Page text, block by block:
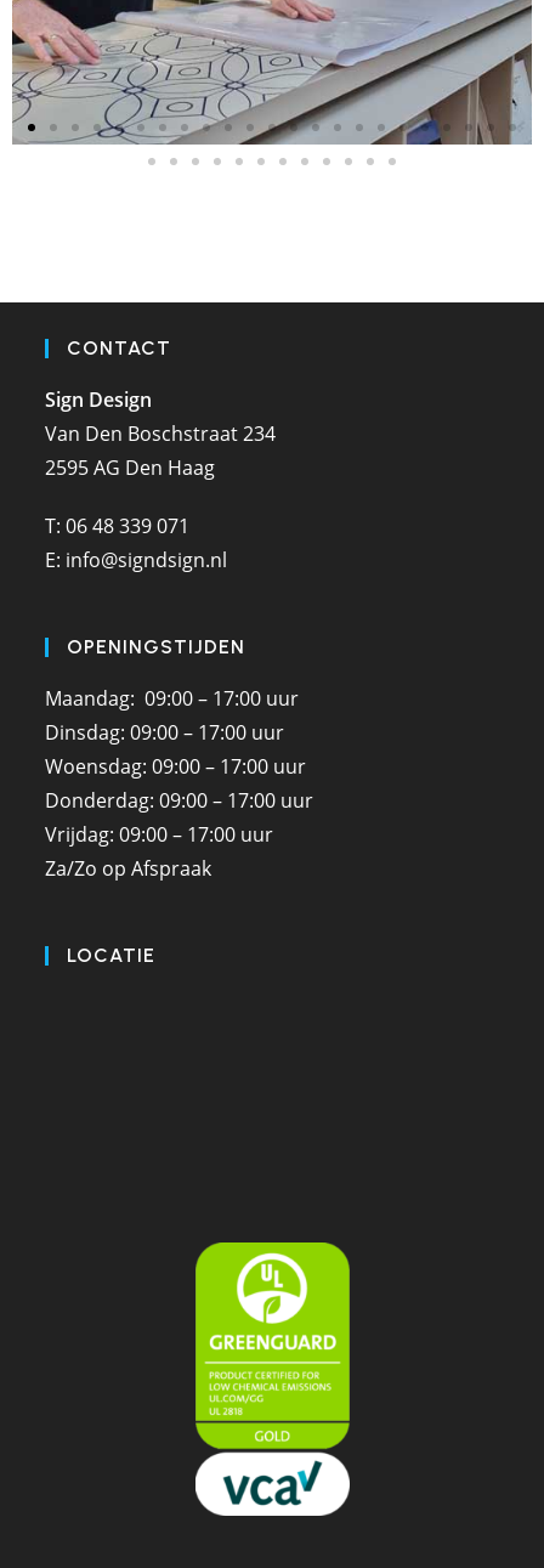
CONTACT
Sign Design
Van Den Boschstraat 234
2595 AG Den Haag
T: 06 48 339 071
E: info@signdsign.nl
OPENINGSTIJDEN
Maandag: 09:00 – 17:00 uur
Dinsdag: 09:00 – 17:00 uur
Woensdag: 09:00 – 17:00 uur
Donderdag: 09:00 – 17:00 uur
Vrijdag: 09:00 – 17:00 uur
Za/Zo op Afspraak
LOCATIE